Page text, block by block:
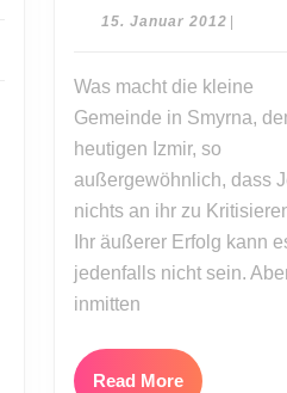
(Sendschreiben,
15. Januar 201215.
Was macht die kleine
Gemeinde in Smyrna,
heutigen Izmir, so
außergewöhnlich, dass
nichts an ihr zu
Ihr äußerer Erfolg kann
jedenfalls nicht sein.
inmitten
Read MoreRead